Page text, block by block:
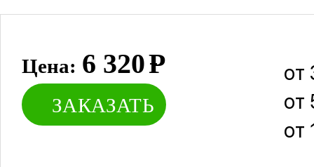
Цена: 6 320Р
ЗАКАЗАТЬ
от
от
от